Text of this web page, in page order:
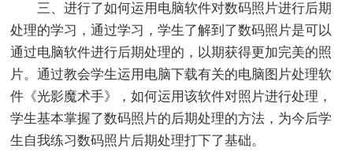
三、进行了如何运用电脑软件对数码照片进行后期
处理的学习，通过学习，学生了解到了数码照片是可以
通过电脑软件进行后期处理的，以期获得更加完美的照
片。通过教会学生运用电脑下载有关的电脑图片处理软
件《光影魔术手》，如何运用该软件对照片进行处理，
学生基本掌握了数码照片的后期处理的方法，为今后学
生自我练习数码照片后期处理打下了基础。